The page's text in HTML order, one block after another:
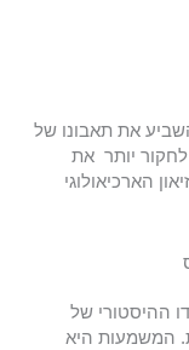
את תאבונו של
יותר את
הארכיאולוגי
ההיסטורי של
המשמעות היא